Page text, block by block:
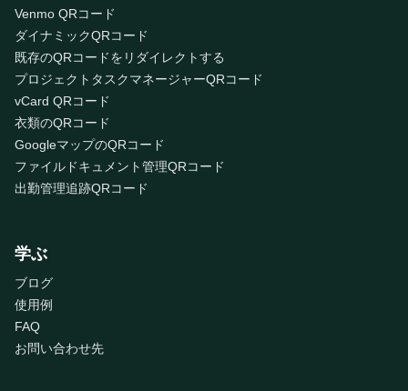
Venmo QRコード
ダイナミックQRコード
既存のQRコードをリダイレクトする
プロジェクトタスクマネージャーQRコード
vCard QRコード
衣類のQRコード
GoogleマップのQRコード
ファイルドキュメント管理QRコード
出勤管理追跡QRコード
学ぶ
ブログ
使用例
FAQ
お問い合わせ先